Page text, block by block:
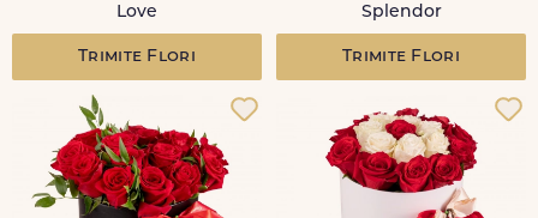
Love
Trimite Flori
Splendor
Trimite Flori